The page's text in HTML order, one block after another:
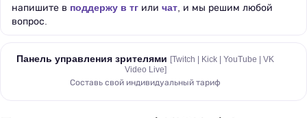
напишите в поддержу в тг или чат , и мы решим любой
вопрос.
Панель управления зрителями [Twitch | Kick | YouTube | VK
Video Live]
Составь свой индивидуальный тариф